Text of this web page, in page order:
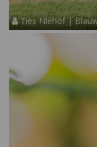
Ties Niehof |